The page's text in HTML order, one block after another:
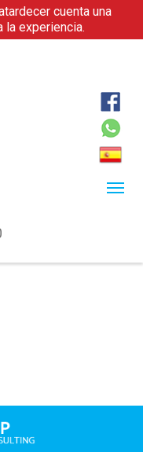
cuenta una
la experiencia.